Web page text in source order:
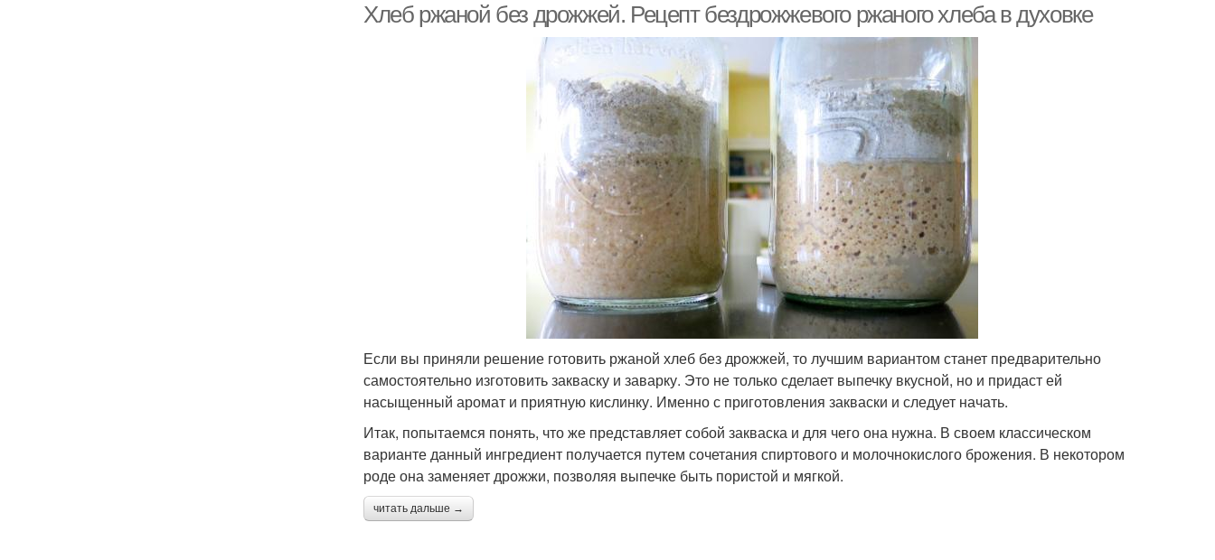
Хлеб ржаной без дрожжей. Рецепт бездрожжевого ржаного хлеба в духовке
Если вы приняли решение готовить ржаной хлеб без дрожжей, то лучшим вариантом станет предварительно
самостоятельно изготовить закваску и заварку. Это не только сделает выпечку вкусной, но и придаст ей
насыщенный аромат и приятную кислинку. Именно с приготовления закваски и следует начать.
Итак, попытаемся понять, что же представляет собой закваска и для чего она нужна. В своем классическом
варианте данный ингредиент получается путем сочетания спиртового и молочнокислого брожения. В некотором
роде она заменяет дрожжи, позволяя выпечке быть пористой и мягкой.
читать дальше →